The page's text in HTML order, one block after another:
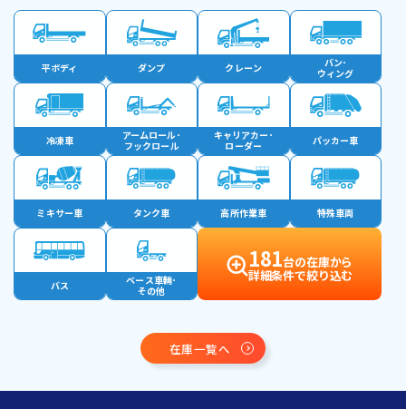
平ボディ ダンプ クレーン
バン･
ウィング
冷凍車
アームロール･
フックロール
キャリアカー･
ローダー
パッカー車
ミキサー車 タンク車 高所作業車 特殊車両
バス
ベース車輛･
その他
181台の在庫から
詳細条件で絞り込む
在庫一覧へ